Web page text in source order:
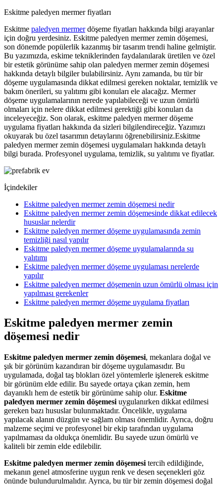
Eskitme paledyen mermer fiyatları
Eskitme paledyen mermerdöşeme fiyatları hakkında bilgi arayanlar
için doğru yerdesiniz. Eskitme paledyen mermer zemin döşemesi,
son dönemde popülerlik kazanmış bir tasarım trendi haline gelmiştir.
Bu yazımızda, eskime tekniklerinden faydalanılarak üretilen ve özel
bir estetik görünüme sahip olan paledyen mermer zemin döşemesi
hakkında detaylı bilgiler bulabilirsiniz. Aynı zamanda, bu tür bir
döşeme uygulamasında dikkat edilmesi gereken noktalar, temizlik ve
bakım önerileri, su yalıtımı gibi konuları ele alacağız. Mermer
döşeme uygulamalarının nerede yapılabileceği ve uzun ömürlü
olmaları için nelere dikkat edilmesi gerektiği gibi konuları da
inceleyeceğiz. Son olarak, eskitme paledyen mermer döşeme
uygulama fiyatları hakkında da sizleri bilgilendireceğiz. Yazımızı
okuyarak bu özel tasarımın detaylarını öğrenebilirsiniz.Eskitme
paledyen mermer zemin döşemesi uygulamaları hakkında detaylı
bilgi burada. Profesyonel uygulama, temizlik, su yalıtımı ve fiyatlar.
İçindekiler
Eskitme paledyen mermer zemin döşemesi nedir
Eskitme paledyen mermer zemin döşemesinde dikkat edilecek
hususlar nelerdir
Eskitme paledyen mermer döşeme uygulamasında zemin
temizliği nasıl yapılır
Eskitme paledyen mermer döşeme uygulamalarında su
yalıtımı
Eskitme paledyen mermer döşeme uygulaması nerelerde
yapılır
Eskitme paledyen mermer döşemenin uzun ömürlü olması için
yapılması gerekenler
Eskitme paledyen mermer döşeme uygulama fiyatları
Eskitme paledyen mermer zemin
döşemesi nedir
Eskitme paledyen mermer zemin döşemesi, mekanlara doğal ve
şık bir görünüm kazandıran bir döşeme uygulamasıdır. Bu
uygulamada, doğal taş blokları özel yöntemlerle işlenerek eskitme
bir görünüm elde edilir. Bu sayede ortaya çıkan zemin, hem
dayanıklı hem de estetik bir görünüme sahip olur. Eskitme
paledyen mermer zemin döşemesi uygulanırken dikkat edilmesi
gereken bazı hususlar bulunmaktadır. Öncelikle, uygulama
yapılacak alanın düzgün ve sağlam olması önemlidir. Ayrıca, doğru
malzeme seçimi ve profesyonel bir ekip tarafından uygulama
yapılmaması da oldukça önemlidir. Bu sayede uzun ömürlü ve
kaliteli bir zemin elde edilebilir.
Eskitme paledyen mermer zemin döşemesi tercih edildiğinde,
mekanın genel atmosferine uygun renk ve desen seçenekleri göz
önünde bulundurulmalıdır. Ayrıca, bu tür bir zemin döşemesi doğal